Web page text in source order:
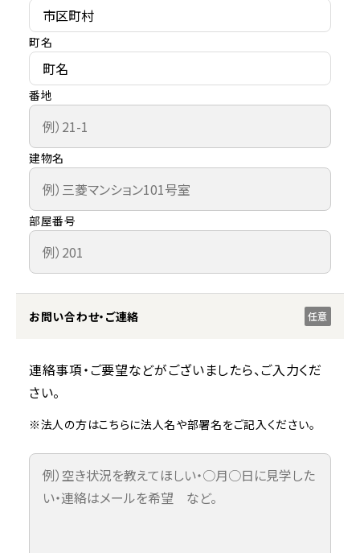
町名
番地
建物名
部屋番号
お問い合わせ・ご連絡 任意
連絡事項・ご要望などがございましたら、ご入力くだ
さい。
※法人の方はこちらに法人名や部署名をご記入ください。